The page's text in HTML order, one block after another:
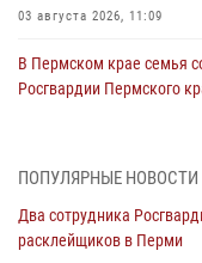
03 августа 2026, 11:09
В Пермском крае семья
Росгвардии Пермского
юных спортсменов
03 августа 2026, 10:59
ПОПУЛЯРНЫЕ НОВОСТИ
Два сотрудника
расклейщиков в Перми